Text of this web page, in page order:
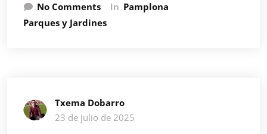
No Comments In Pamplona
Parques y Jardines
Txema Dobarro
23 de julio de 2025